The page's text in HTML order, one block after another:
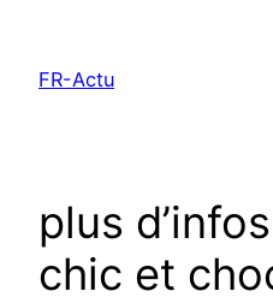
contenu
FR-Actu
plus
chic et